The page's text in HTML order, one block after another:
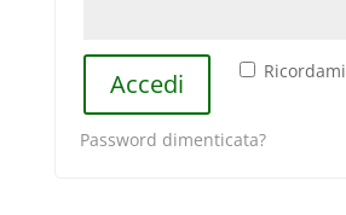
Ricordami
Accedi
Password dimenticata?